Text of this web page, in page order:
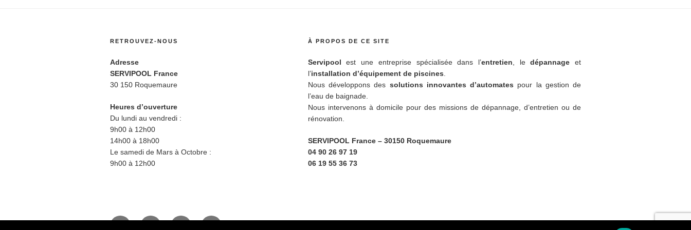
RETROUVEZ-NOUS
Adresse
SERVIPOOL France
30 150 Roquemaure
Heures d’ouverture
Du lundi au vendredi :
9h00 à 12h00
14h00 à 18h00
Le samedi de Mars à Octobre :
9h00 à 12h00
À PROPOS DE CE SITE
Servipool est une entreprise spécialisée dans l’entretien, ledépannage et
l’installation d’équipement de piscines.
Nous développons des solutions innovantes d’automates pour la gestion de
l’eau de baignade.
Nous intervenons à domicile pour des missions de dépannage, d’entretien ou de
rénovation.
SERVIPOOL France – 30150 Roquemaure
04 90 26 97 19
06 19 55 36 73
FacebookTwitter InstagramBlueSky